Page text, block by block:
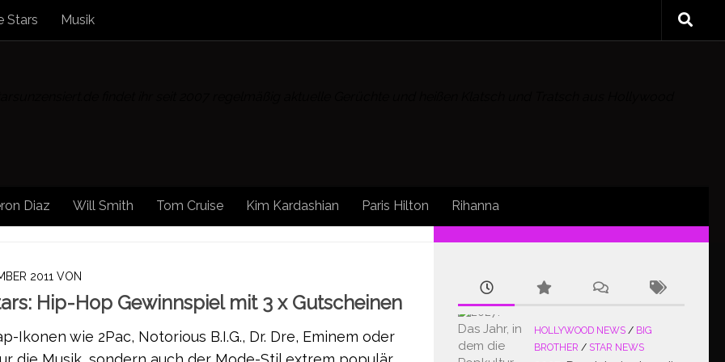
Stars Musik
Diaz Will Smith Tom Cruise Kim Kardashian Paris Hilton Rihanna
2011 VON
Hip-Hop Gewinnspiel mit 3 x Gutscheinen
Ikonen wie 2Pac, Notorious B.I.G., Dr. Dre, Eminem oder
HOLLYWOOD NEWS / BIG
BROTHER / STAR NEWS